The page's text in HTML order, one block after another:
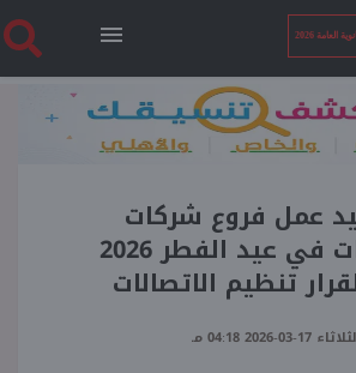
العامة 2026
الرئيسية
الثانوية العامة 2026
أخبار ساخنة
عمل فروع شركات
الاتصالات في عيد الفطر 2026
تنظيم الاتصالات
17-03-2026 04:18 مـ